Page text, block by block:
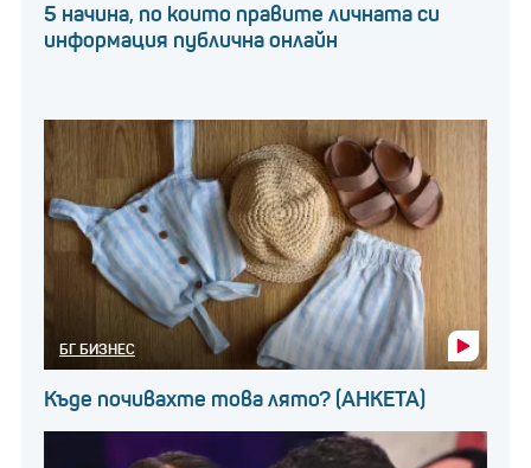
5 начина, по които правите личната си
информация публична онлайн
БГ БИЗНЕС
Къде почивахте това лято? (АНКЕТА)